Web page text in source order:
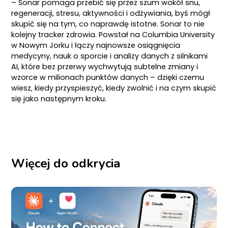
– Sonar pomaga przebić się przez szum wokół snu,
regeneracji, stresu, aktywności i odżywiania, byś mógł
skupić się na tym, co naprawdę istotne. Sonar to nie
kolejny tracker zdrowia. Powstał na Columbia University
w Nowym Jorku i łączy najnowsze osiągnięcia
medycyny, nauk o sporcie i analizy danych z silnikami
AI, które bez przerwy wychwytują subtelne zmiany i
wzorce w milionach punktów danych – dzięki czemu
wiesz, kiedy przyspieszyć, kiedy zwolnić i na czym skupić
się jako następnym kroku.
Więcej do odkrycia